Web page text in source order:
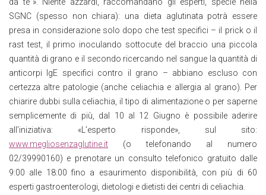
SGNC (spesso non chiara): una dieta aglutinata potrà essere
presa in considerazione solo dopo che test specifici – il prick o il
rast test, il primo inoculando sottocute del braccio una piccola
quantità di grano e il secondo ricercando nel sangue la quantità di
anticorpi IgE specifici contro il grano – abbiano escluso con
certezza altre patologie (anche celiachia e allergia al grano). Per
chiarire dubbi sulla celiachia, il tipo di alimentazione o per saperne
semplicemente di più, dal 10 al 12 Giugno è possibile aderire
all’iniziativa: «L’esperto risponde», sul sito:
www.megliosenzaglutine.it (o telefonando al numero
02/39990160) e prenotare un consulto telefonico gratuito dalle
9:00 alle 18:00 fino a esaurimento disponibilità, con più di 60
esperti gastroenterologi, dietologi e dietisti dei centri di celiachia.